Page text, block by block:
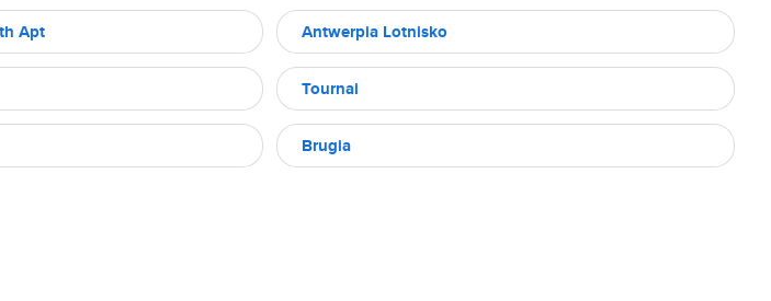
Apt Antwerpia Lotnisko
Tournai
Brugia